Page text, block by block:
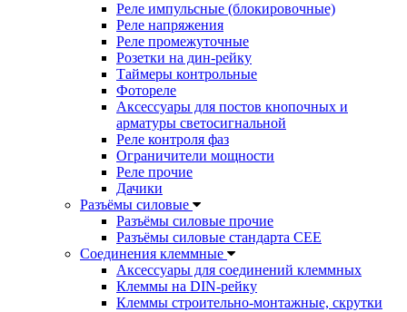
Реле импульсные (блокировочные)
Реле напряжения
Реле промежуточные
Розетки на дин-рейку
Таймеры контрольные
Фотореле
Аксессуары для постов кнопочных и
арматуры светосигнальной
Реле контроля фаз
Ограничители мощности
Реле прочие
Дачики
Разъёмы силовые
Разъёмы силовые прочие
Разъёмы силовые стандарта CEE
Соединения клеммные
Аксессуары для соединений клеммных
Клеммы на DIN-рейку
Клеммы строительно-монтажные, скрутки